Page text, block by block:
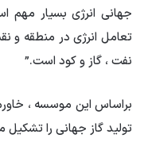
جهانی انرژی بسیار
تعامل انرژی در منطقه و
نفت ، گاز و کود است.”
تولید گاز جهانی را